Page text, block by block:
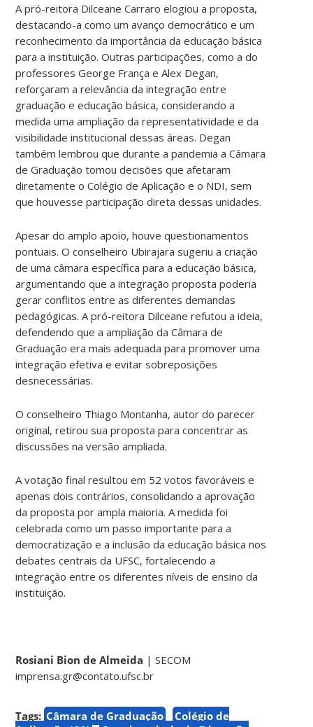
A pró-reitora Dilceane Carraro elogiou a proposta,
destacando-a como um avanço democrático e um
reconhecimento da importância da educação básica
para a instituição. Outras participações, como a do
professores George França e Alex Degan,
reforçaram a relevância da integração entre
graduação e educação básica, considerando a
medida uma ampliação da representatividade e da
visibilidade institucional dessas áreas. Degan
também lembrou que durante a pandemia a Câmara
de Graduação tomou decisões que afetaram
diretamente o Colégio de Aplicação e o NDI, sem
que houvesse participação direta dessas unidades.
Apesar do amplo apoio, houve questionamentos
pontuais. O conselheiro Ubirajara sugeriu a criação
de uma câmara específica para a educação básica,
argumentando que a integração proposta poderia
gerar conflitos entre as diferentes demandas
pedagógicas. A pró-reitora Dilceane refutou a ideia,
defendendo que a ampliação da Câmara de
Graduação era mais adequada para promover uma
integração efetiva e evitar sobreposições
desnecessárias.
O conselheiro Thiago Montanha, autor do parecer
original, retirou sua proposta para concentrar as
discussões na versão ampliada.
A votação final resultou em 52 votos favoráveis e
apenas dois contrários, consolidando a aprovação
da proposta por ampla maioria. A medida foi
celebrada como um passo importante para a
democratização e a inclusão da educação básica nos
debates centrais da UFSC, fortalecendo a
integração entre os diferentes níveis de ensino da
instituição.
Rosiani Bion de Almeida | SECOM
imprensa.gr@contato.ufsc.br
Tags: Câmara de Graduação
Colégio de